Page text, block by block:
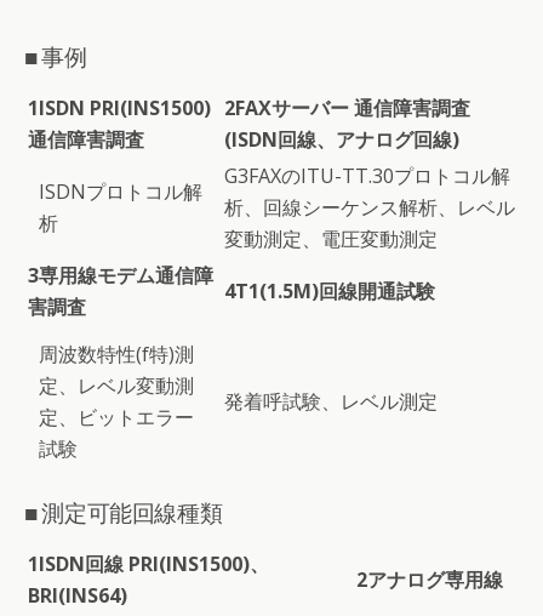
■ 事例
1ISDN PRI(INS1500)
通信障害調査
2FAXサーバー 通信障害調査
(ISDN回線、アナログ回線)
ISDNプロトコル解
析
G3FAXのITU-TT.30プロトコル解
析、回線シーケンス解析、レベル
変動測定、電圧変動測定
3専用線モデム通信障
害調査
4T1(1.5M)回線開通試験
周波数特性(f特)測
定、レベル変動測
定、ビットエラー
試験
発着呼試験、レベル測定
■ 測定可能回線種類
1ISDN回線 PRI(INS1500)、
BRI(INS64)
2アナログ専用線